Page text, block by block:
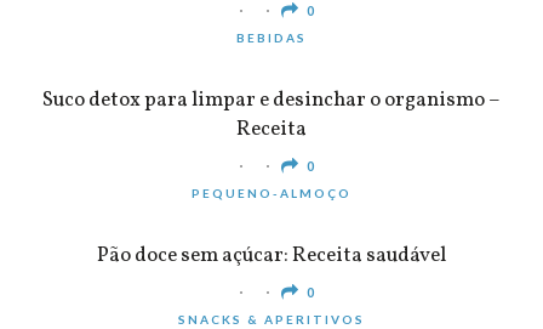
0
BEBIDAS
Suco detox para limpar e desinchar o organismo –
Receita
0
PEQUENO-ALMOÇO
Pão doce sem açúcar: Receita saudável
0
SNACKS & APERITIVOS